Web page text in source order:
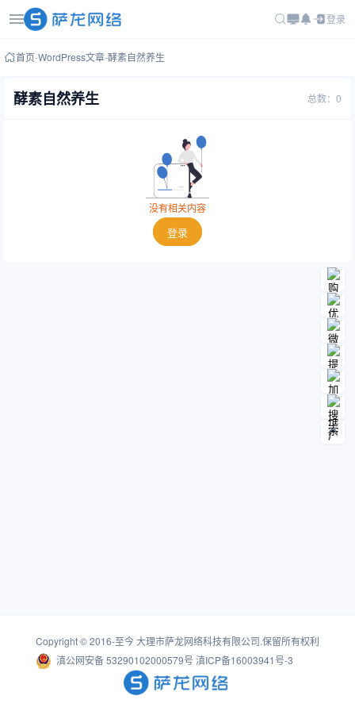
登录
首页-WordPress文章-酵素自然养生
酵素自然养生 总数：0
没有相关内容
登录
Copyright © 2016-至今大理市萨龙网络科技有限公司.保留所有权利
滇公网安备 53290102000579号 滇ICP备16003941号-3